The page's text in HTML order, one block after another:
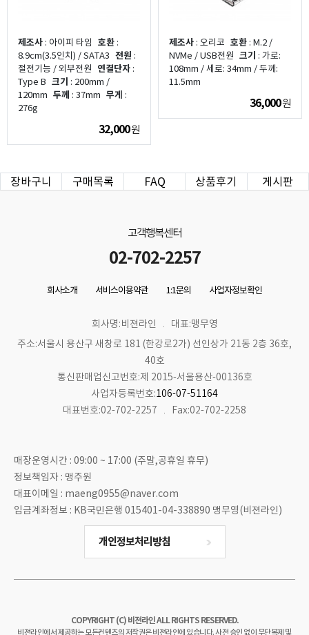
제조사 : 아이피 타임 호환 :
8.9cm(3.5인치) / SATA3 전원 :
절전기능 / 외부전원 연결단자 :
Type B 크기 : 200mm /
120mm 두께 : 37mm 무게 :
276g
32,000원
제조사 : 오리코 호환 : M.2 /
NVMe / USB전원 크기 : 가로:
108mm / 세로: 34mm / 두께:
11.5mm
36,000원
장바구니 구매목록 FAQ 상품후기 게시판
고객행복센터
02-702-2257
회사소개 서비스이용약관 1:1문의 사업자정보확인
회사명:비젼라인
대표:맹무영
주소:서울시 용산구 새창로 181 (한강로2가) 선인상가 21동 2층 36호,
40호
통신판매업신고번호:제 2015-서울용산-00136호
사업자등록번호:106-07-51164
대표번호:02-702-2257
Fax:02-702-2258
매장운영시간 : 09:00 ~ 17:00 (주말,공휴일 휴무)
정보책임자 : 맹주원
대표이메일 : maeng0955@naver.com
입금계좌정보 : KB국민은행 015401-04-338890 맹무영(비젼라인)
개인정보처리방침
COPYRIGHT (C) 비젼라인 ALL RIGHTS RESERVED.
비젼라인에서 제공하는 모든컨텐츠의 저작권은 비젼라인에 있습니다. 사전 승인 없이 무단복제 및